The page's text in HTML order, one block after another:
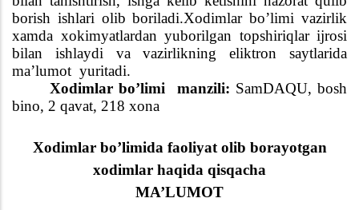
borish ishlari olib boriladi.Xodimlar bo’limi vazirlik
xamda xokimyatlardan yuborilgan topshiriqlar ijrosi
bilan ishlaydi va vazirlikning eliktron saytlarida
ma’lumot yuritadi.
Xodimlar bo’limi
manzili: SamDAQU, bosh
bino, 2 qavat, 218 xona
Xodimlar bo’limida faoliyat olib borayotgan
xodimlar haqida qisqacha
MA’LUMOT